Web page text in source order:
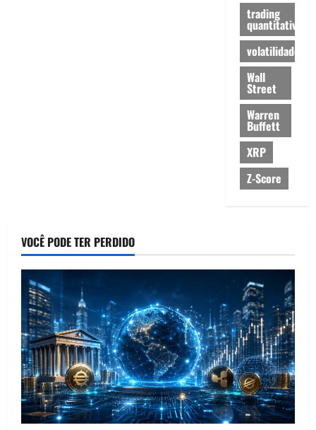
trading
quantitativo
volatilidade
Wall
Street
Warren
Buffett
XRP
Z-Score
VOCÊ PODE TER PERDIDO